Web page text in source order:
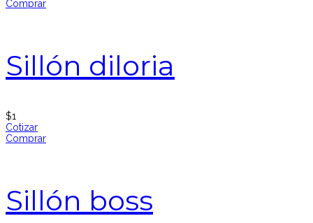
Comprar
Sillón diloria
$1
Cotizar
Comprar
Sillón boss